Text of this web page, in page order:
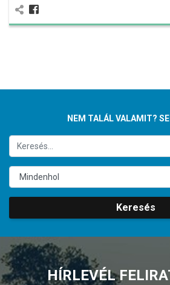
NEM TALÁL VALAMIT?
Keresés
HÍRLEVÉL